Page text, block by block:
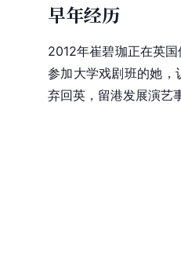
早年经历
2012年崔碧珈正在英
参加大学戏剧班的她，
弃回英，留港发展演艺